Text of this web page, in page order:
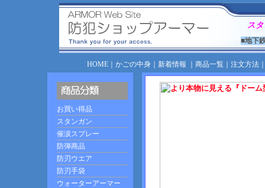
ス
■地下
HOME｜ かごの中身｜ 新着情報 商品一覧｜ 注文方法